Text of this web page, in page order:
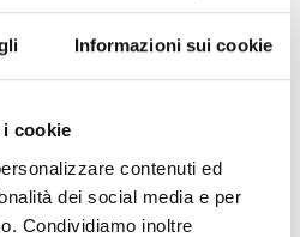
Informazioni sui cookie
cookie
contenuti ed
dei social media e per
Condividiamo inoltre
applicata al prezzo di listino più le